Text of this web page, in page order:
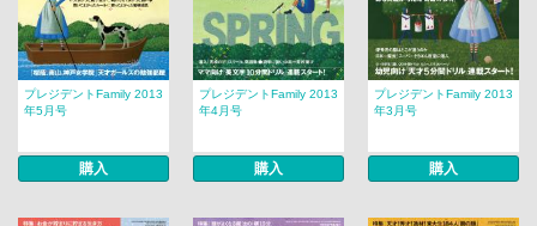
プレジデントFamily 2013
年5月号
購入
プレジデントFamily 2013
年4月号
購入
プレジデントFamily 2013
年3月号
購入